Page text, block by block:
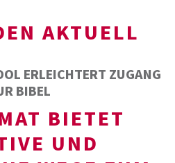
AKTUELL
ERLEICHTERT ZUGANG
BIBEL
BIETET
UND